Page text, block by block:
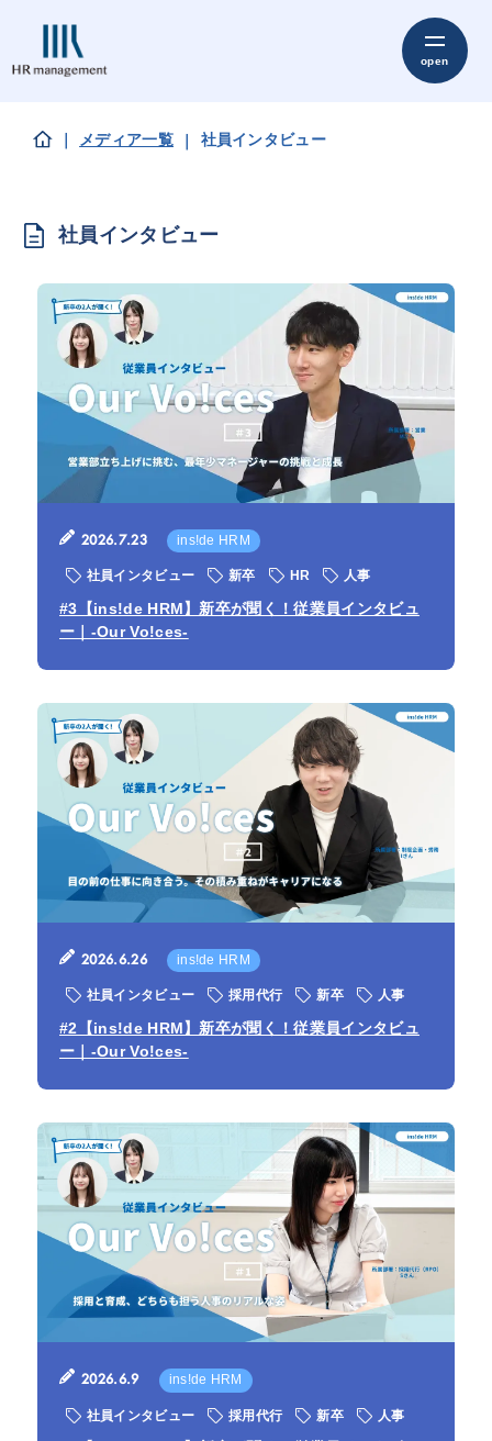
メディア一覧 社員インタビュー
社員インタビュー
2026.7.23 ins!de HRM
社員インタビュー 新卒 HR 人事
#3【ins!de HRM】新卒が聞く！従業員インタビュ
ー｜-Our Vo!ces-
2026.6.26 ins!de HRM
社員インタビュー 採用代行 新卒 人事
#2【ins!de HRM】新卒が聞く！従業員インタビュ
ー｜-Our Vo!ces-
2026.6.9 ins!de HRM
社員インタビュー 採用代行 新卒 人事